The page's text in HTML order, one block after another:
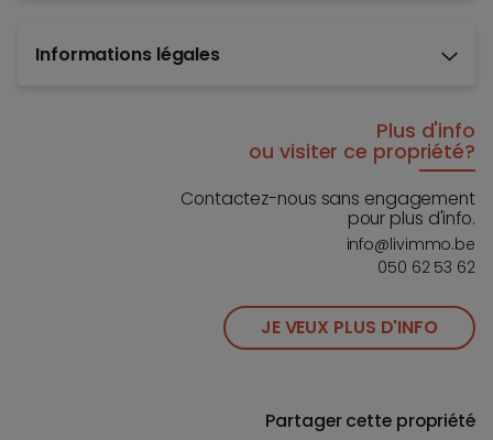
Informations légales
Plus d'info
ou visiter ce propriété?
Contactez-nous sans engagement
pour plus d'info.
info@livimmo.be
050 62 53 62
JE VEUX PLUS D'INFO
Partager cette propriété